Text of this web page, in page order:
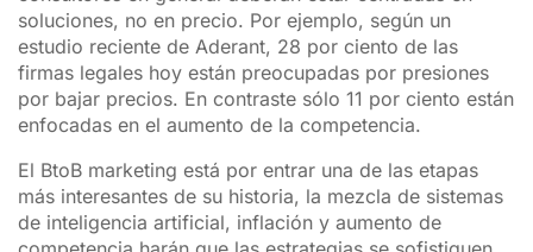
soluciones, no en precio. Por ejemplo, según un
estudio reciente de Aderant, 28 por ciento de las
firmas legales hoy están preocupadas por presiones
por bajar precios. En contraste sólo 11 por ciento están
enfocadas en el aumento de la competencia.
El BtoB marketing está por entrar una de las etapas
más interesantes de su historia, la mezcla de sistemas
de inteligencia artificial, inflación y aumento de